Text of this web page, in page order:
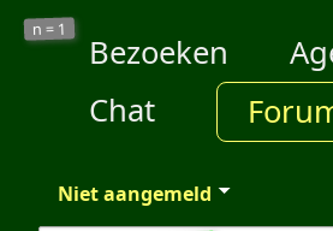
n = 1
Bezoeken
Chat
Niet aangemeld